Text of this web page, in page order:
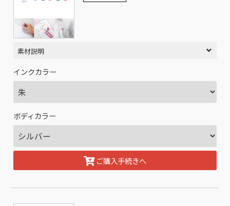
素材説明
インクカラー
ボディカラー
ご購入手続きへ